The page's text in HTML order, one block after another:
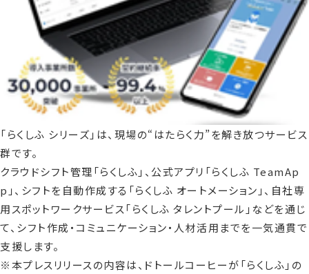
「らくしふ シリーズ」は、現場の“はたらく力”を解き放つサービス
群です。
クラウドシフト管理「らくしふ」、公式アプリ「らくしふ TeamAp
p」、シフトを自動作成する「らくしふ オートメーション」、自社専
用スポットワークサービス「らくしふ タレントプール」などを通じ
て、シフト作成・コミュニケーション・人材活用までを一気通貫で
支援します。
※本プレスリリースの内容は、ドトールコーヒーが「らくしふ」の